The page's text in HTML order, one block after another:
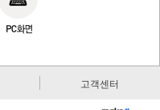
고객센터